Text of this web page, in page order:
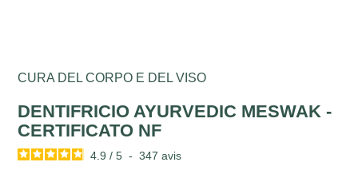
CURA DEL CORPO E DEL VISO
DENTIFRICIO AYURVEDIC MESWAK -
CERTIFICATO NF
4.9 / 5 - 347avis